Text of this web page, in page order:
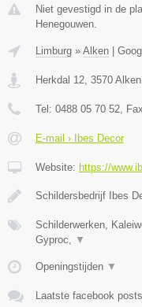
Niet gevestigd in de
Henegouwen.
Limburg » Alken
Herkdal 12, 3570 Alken
Tel: 0488 05 70 52,
E-mail › Ibes Decor
Website: https://
Schildersbedrijf Ibes
Schilderwerken,
Gyproc, ▼
Openingstijden ▼
Laatste facebook posts